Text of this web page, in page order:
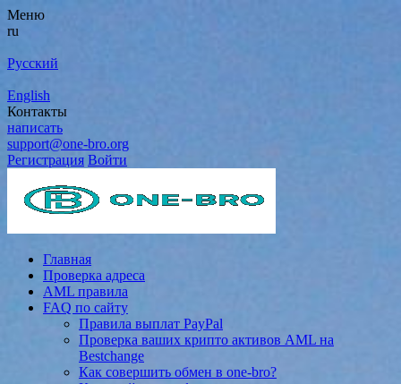
Меню
ru
Русский
English
Контакты
написать
support@one-bro.org
Регистрация Войти
Главная
Проверка адреса
AML правила
FAQ по сайту
Правила выплат PayPal
Проверка ваших крипто активов AML на
Bestchange
Как совершить обмен в one-bro?